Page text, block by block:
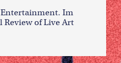
Im
Review of Live Art